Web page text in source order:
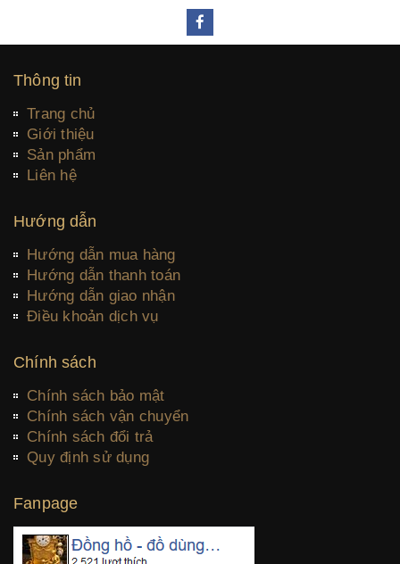
Thông tin
Trang chủ
Giới thiệu
Sản phẩm
Liên hệ
Hướng dẫn
Hướng dẫn mua hàng
Hướng dẫn thanh toán
Hướng dẫn giao nhận
Điều khoản dịch vụ
Chính sách
Chính sách bảo mật
Chính sách vận chuyển
Chính sách đổi trả
Quy định sử dụng
Fanpage